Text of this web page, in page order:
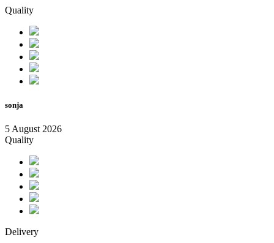
Quality
sonja
5 August 2026
Quality
Delivery